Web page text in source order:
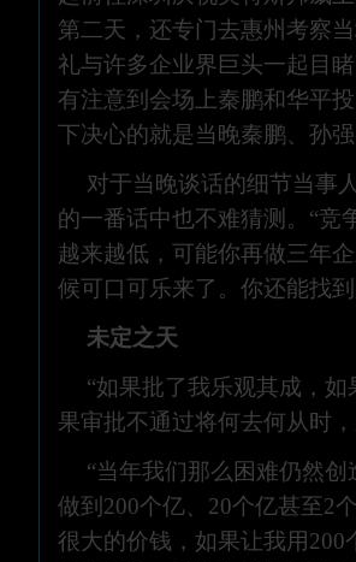
第二天，还专门去惠州考察
礼与许多企业界巨头一起目
有注意到会场上秦鹏和华平
下决心的就是当晚秦鹏、孙
对于当晚谈话的细节当事
的一番话中也不难猜测。“竞
越来越低，可能你再做三年
候可口可乐来了。你还能找
未定之天
“如果批了我乐观其成，
果审批不通过将何去何从时，
“当年我们那么困难仍然
做到200个亿、20个亿甚至2
很大的价钱，如果让我用